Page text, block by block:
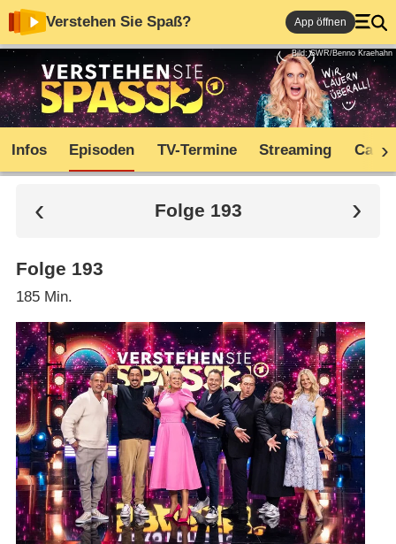
Verstehen Sie Spaß? App öffnen
Bild: SWR/Benno Kraehahn
Infos Episoden TV-Termine Streaming Cast
Folge 193
Folge 193
185 Min.